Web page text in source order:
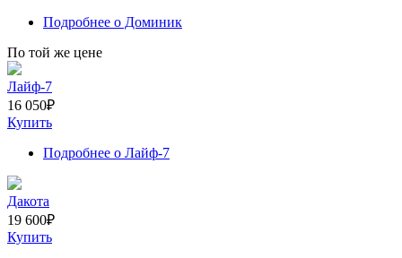
Подробнее о Доминик
По той же цене
Лайф-7
16 050₽
Купить
Подробнее о Лайф-7
Дакота
19 600₽
Купить